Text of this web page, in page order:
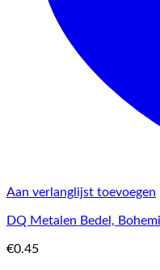
Aan verlanglijst toevoegen
DQ Metalen Bedel,
€0.45